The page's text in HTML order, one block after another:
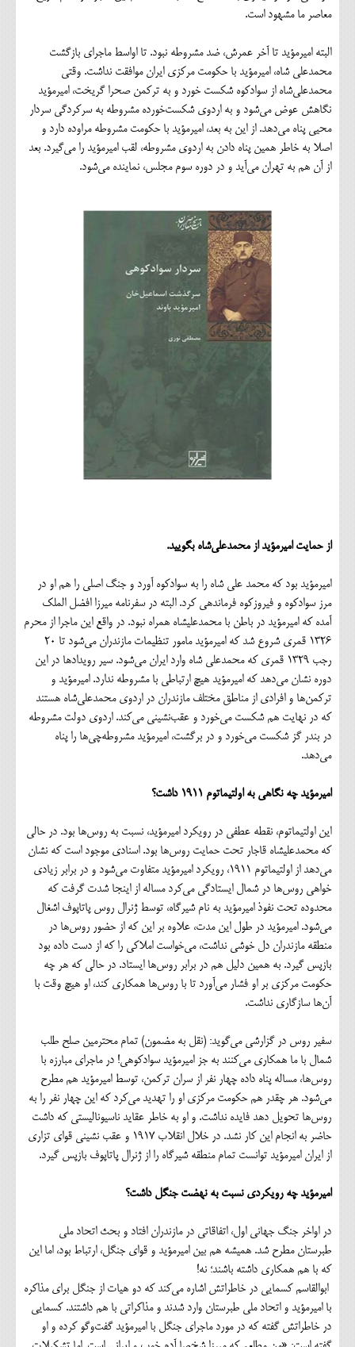
معاصر ما مشهود است.
البته امیرمؤید تا آخر عمرش، ضد مشروطه نبود. تا اواسط ماجرای بازگشت
محمد‌علی شاه، امیرمؤید با حکومت مرکزی ایران موافقت نداشت. وقتی
محمدعلی‌شاه از سوادکوه شکست خورد و به ترکمن صحرا گریخت، امیرمؤید
نگاهش عوض می‌شود و به اردوی شکست‌خورده مشروطه به سرکردگی سردار
محیی پناه می‌دهد. از این به بعد، امیرمؤید با حکومت مشروطه مراوده دارد و
اصلا به خاطر همین پناه دادن به اردوی مشروطه، لقب امیرمؤید را می‌گیرد. بعد
از آن هم به تهران می‌آید و در دوره سوم مجلس، نماینده می‌شود.
از حمایت امیرمؤید از محمدعلی‌شاه بگویید.
امیرمؤید بود که محمد علی شاه را به سوادکوه آورد و جنگ اصلی را هم او در
مرز سوادکوه و فیروزکوه فرماندهی کرد. البته در سفرنامه میرزا افضل الملک
آمده که امیرمؤید در باطن با محمدعلیشاه همراه نبود. در واقع این ماجرا از محرم
1326 قمری شروع شد که امیرمؤید مامور تنظیمات مازندران می‌شود تا 20
رجب 1329 قمری که محمدعلی شاه وارد ایران می‌شود. سیر رویدادها در این
دوره نشان می‌دهد که امیرمؤید هیچ ارتباطی با مشروطه ندارد. امیرمؤید و
ترکمن‌ها و افرادی از مناطق مختلف مازندران در اردوی محمدعلی‌شاه هستند
که در نهایت هم شکست می‌خورد و عقب‌نشینی می‌کند. اردوی دولت مشروطه
در بندر گز شکست می‌خورد و در برگشت، امیرمؤید مشروطه‌چی‌ها را پناه
می‌دهد.
امیرمؤید چه نگاهی به اولتیماتوم 1911 داشت؟
این اولتیماتوم، نقطه عطفی در رویکرد امیرمؤید، نسبت به روس‌ها بود. در حالی
که محمدعلیشاه قاجار تحت حمایت روس‌ها بود. اسنادی موجود است که نشان
می‌دهد از اولتیماتوم 1911، رویکرد امیرمؤید متفاوت می‌شود و در برابر زیادی
خواهی روس‌ها در شمال ایستادگی می‌کرد مساله از اینجا شدت گرفت که
محدوده تحت نفوذ امیرمؤید به نام شیرگاه، توسط ژنرال روس پاتاپوف اشغال
می‌شود. امیرمؤید در طول این مدت، علاوه بر این که از حضور روس‌ها در
منطقه مازندران دل خوشی نداشت، می‌خواست املاکی را که از دست داده بود
بازپس گیرد. به همین دلیل هم در برابر روس‌ها ایستاد. در حالی که هر چه
حکومت مرکزی بر او فشار می‌آورد تا با روس‌ها همکاری کند، او هیچ وقت با
آن‌ها سازگاری نداشت.
سفیر روس در گزارشی می‌گوید: (نقل به مضمون) تمام محترمین صلح طلب
شمال با ما همکاری می‌کنند به جز امیرمؤید سوادکوهی! در ماجرای مبارزه با
روس‌ها، مساله پناه داده چهار نفر از سران ترکمن، توسط امیرمؤید هم مطرح
می‌شود. هر چقدر هم حکومت مرکزی او را تهدید می‌کرد که این چهار نفر را به
روس‌ها تحویل دهد فایده نداشت. و او به خاطر عقاید ناسیونالیستی که داشت
حاضر به انجام این کار نشد‌. در خلال انقلاب 1917 و عقب نشینی قوای تزاری
از ایران امیرمؤید توانست تمام منطقه شیرگاه را از ژنرال پاتاپوف بازپس گیرد.
امیرمؤید چه رویکردی نسبت به نهضت جنگل داشت؟
در اواخر جنگ جهانی اول، اتفاقاتی در مازندران افتاد و بحث اتحاد ملی
طبرستان مطرح شد. همیشه هم بین امیرمؤید و قوای جنگل، ارتباط بود، اما این
که با هم همکاری داشته باشند؛ نه!
ابوالقاسم کسمایی در خاطراتش اشاره می‌کند که دو هیات از جنگل برای مذاکره
با امیرمؤید و اتحاد ملی طبرستان وارد شدند و مذاکراتی با هم داشتند. کسمایی
در خاطراتش گفته که در مورد ماجرای جنگل با امیرمؤید گفت‌وگو کرده و او